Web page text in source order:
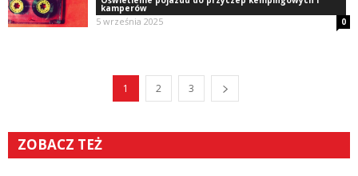
kamperów
5 września 2025 0
1 2 3
ZOBACZ TEŻ